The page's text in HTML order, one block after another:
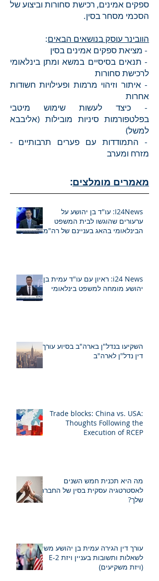
ספקים אמינים, רכישת סחורות וביצוע של
הסכמי מסחר בסין.
הוובינר עוסק בנושאים הבאים:
- מציאת ספקים אמינים בסין
- תנאים בסיסיים במשא ומתן בינלאומי
לרכישת סחורות
- איתור וזיהוי מרמות ופעילויות חשודות
אחרות
- כיצד לעשות שימוש מיטבי
בפלטפורמות סיניות מובילות (אליבבא
למשל)
- התמודדות עם פערים תרבותיים -
מזרח ומערב
מאמרים מומלצים:
I24News: עו"ד בן יהושע על
ערעורים שהוגשו לבית המשפט
הבינלאומי בהאג בעניינם של רה"מ
i24 News: ראיון עם עו"ד עמית בן
יהושע מומחה למשפט בינלאומי
השקיעו בנדל"ן בארה"ב בסיוע עורך
דין נדל"ן לארה"ב
Trade blocks: China vs. USA:
Thoughts Following the
Execution of RCEP
מה היא תכנית חמש השנים
לאסטרטגיה עסקית בסין של החברה
שלך?
עורך דין הגירה עמית בן יהושע משיב
לשאלות ותשובות בעניין ויזת E-2
(ויזת משקיעים)